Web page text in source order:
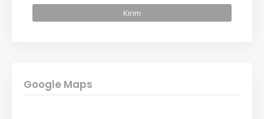
Google Maps